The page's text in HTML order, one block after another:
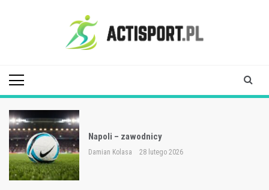
Napoli – zawodnicy
Damian Kolasa 28 lutego 2026